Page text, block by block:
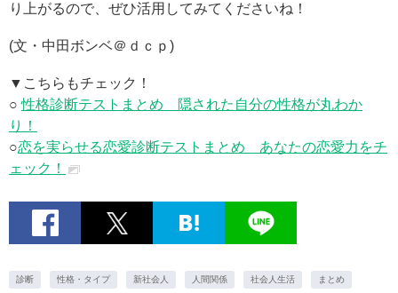
り上がるので、ぜひ活用してみてくださいね！
(文・中田ボンベ＠ｄｃｐ)
▼こちらもチェック！
○性格診断テストまとめ 隠された自分の性格が丸わか
り！
○恋を実らせる恋愛診断テストまとめ あなたの恋愛力をチ
ェック！
診断 性格・タイプ 新社会人 人間関係 社会人生活 まとめ